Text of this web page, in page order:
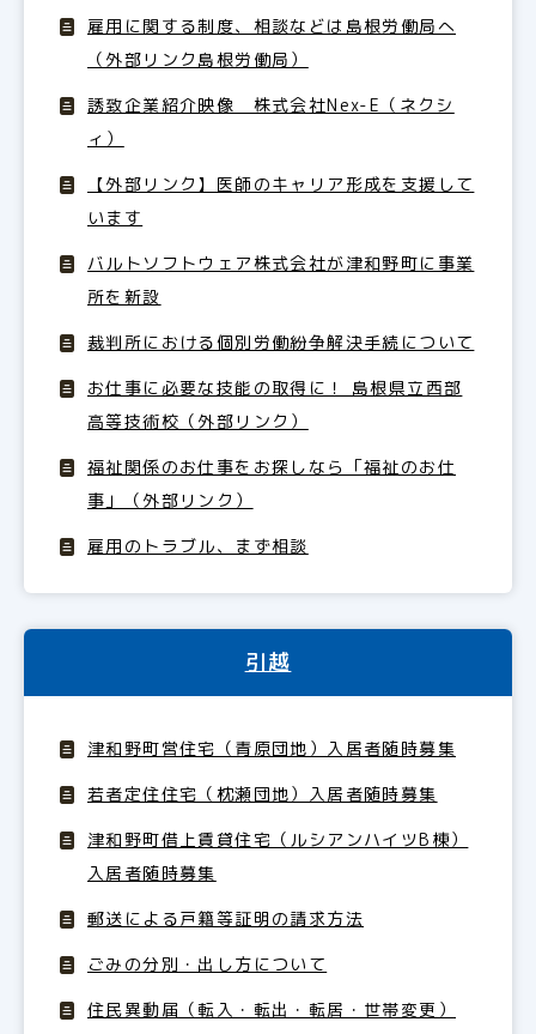
雇用に関する制度、相談などは島根労働局へ
（外部リンク島根労働局）
誘致企業紹介映像 株式会社Nex-E（ネクシ
ィ）
【外部リンク】医師のキャリア形成を支援して
います
バルトソフトウェア株式会社が津和野町に事業
所を新設
裁判所における個別労働紛争解決手続について
お仕事に必要な技能の取得に！ 島根県立西部
高等技術校（外部リンク）
福祉関係のお仕事をお探しなら「福祉のお仕
事」（外部リンク）
雇用のトラブル、まず相談
引越
津和野町営住宅（青原団地）入居者随時募集
若者定住住宅（枕瀬団地）入居者随時募集
津和野町借上賃貸住宅（ルシアンハイツB棟）
入居者随時募集
郵送による戸籍等証明の請求方法
ごみの分別・出し方について
住民異動届（転入・転出・転居・世帯変更）